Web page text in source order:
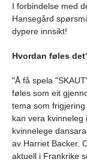
I forbindelse med
Hansegård
dypere innsikt!
Hvordan føles
"Å få spela
føles som eit
tema som
kan vera
kvinnelege
av Harriet Backer.
aktuell i Frankrike